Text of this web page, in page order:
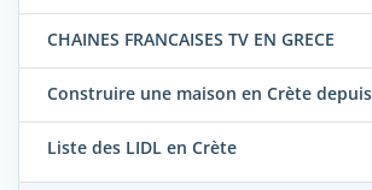
CHAINES FRANCAISES TV EN GRECE
Construire une maison en Crète
Liste des LIDL en Crète